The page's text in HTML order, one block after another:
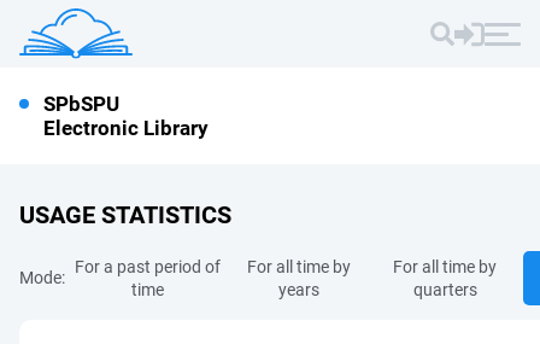
SPbSPU
Electronic Library
USAGE STATISTICS
Mode:
For a past period of
time
For all time by
years
For all time by
quarters